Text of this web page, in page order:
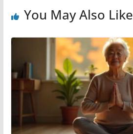
You May Also Like